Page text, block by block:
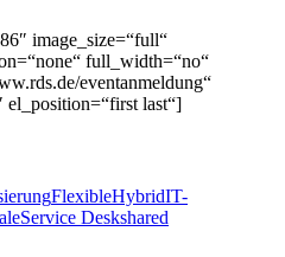
image_size=“full“
full_width=“no“
eventanmeldung“
el_position=“first last“]
FlexibleHybridIT-
Service Deskshared